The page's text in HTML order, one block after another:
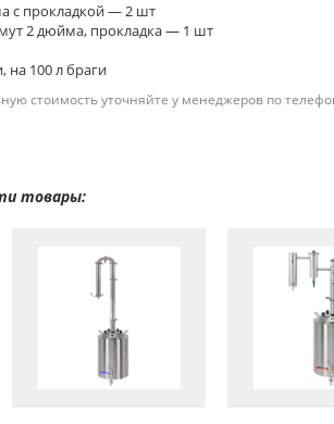
с прокладкой — 2 шт
2 дюйма, прокладка — 1 шт
100 л браги
стоимость уточняйте у менеджеров по
товары: